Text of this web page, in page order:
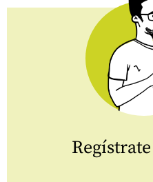
Regístrate